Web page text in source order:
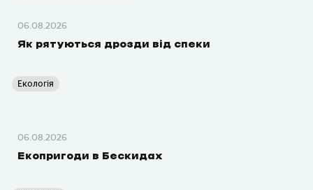
06.08.2026
Як рятуються дрозди від спеки
Екологія
06.08.2026
Екопригоди в Бескидах